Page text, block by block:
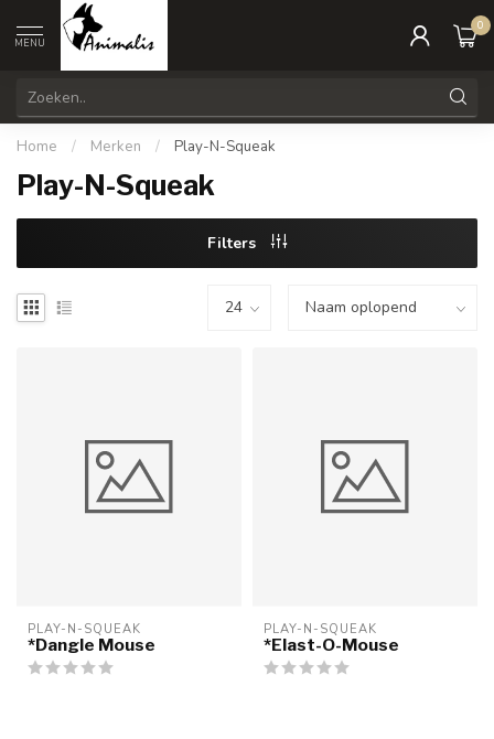
MENU
0
Home / Merken / Play-N-Squeak
Play-N-Squeak
Filters
PLAY-N-SQUEAK
*Dangle Mouse
PLAY-N-SQUEAK
*Elast-O-Mouse